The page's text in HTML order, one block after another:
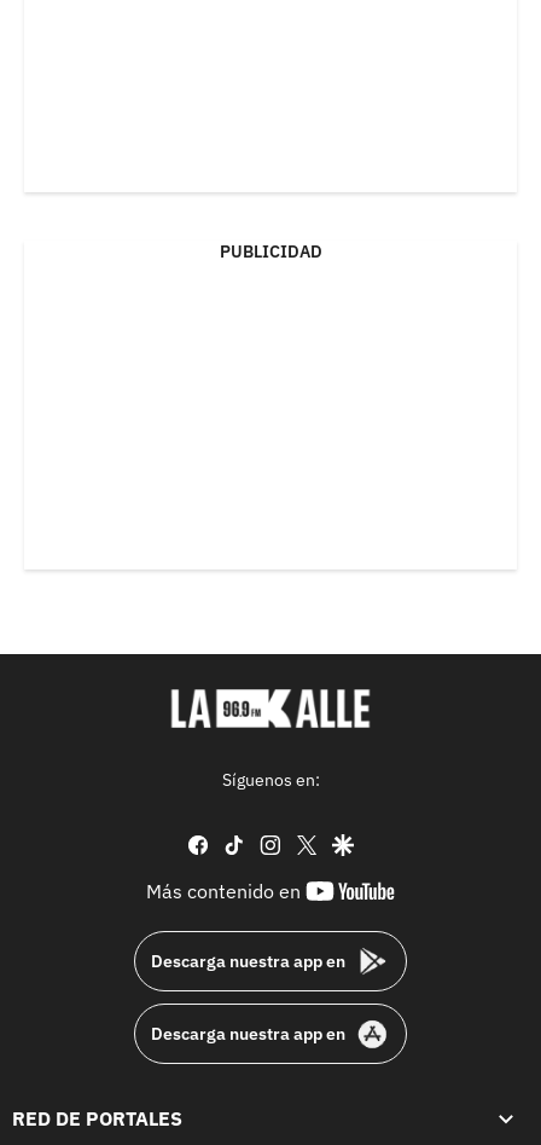
PUBLICIDAD
Síguenos en:
facebook
tiktok instagram
twittergoogle
Más contenido en
youtube-
Descarga nuestra app en
Descarga nuestra app en
RED DE PORTALES